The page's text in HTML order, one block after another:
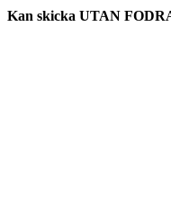
Kan skicka UTAN